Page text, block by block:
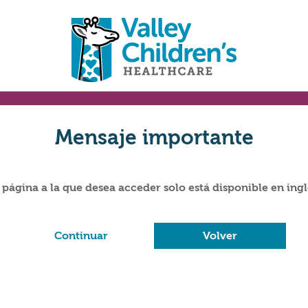
Mensaje importante
página a la que desea acceder solo está disponible en
Continuar Volver